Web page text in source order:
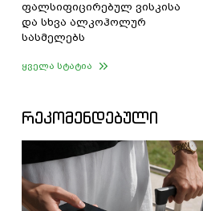
ფალსიფიცირებულ ვისკისა
და სხვა ალკოჰოლურ
სასმელებს
ყველა სტატია
ᲠᲔᲙᲝᲛᲔᲜᲓᲔᲑᲣᲚᲘ